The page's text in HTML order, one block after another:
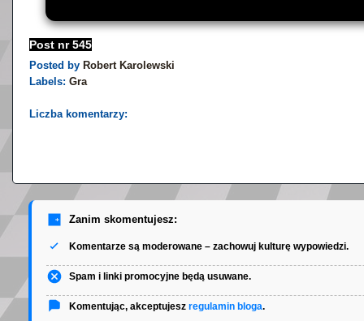
Post nr 545
Posted by Robert Karolewski
Labels: Gra
Liczba komentarzy:
Zanim skomentujesz:
Komentarze są moderowane – zachowuj kulturę wypowiedzi.
Spam i linki promocyjne będą usuwane.
Komentując, akceptujesz regulamin bloga.